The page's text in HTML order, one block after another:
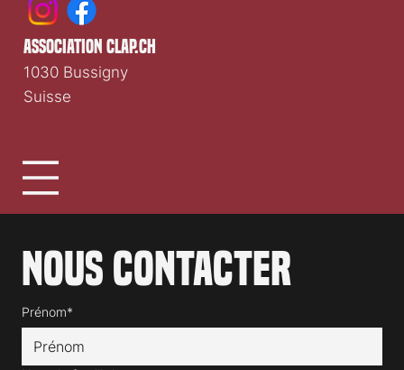
Nous contacter
Prénom*
association clap.ch
1030 Bussigny
Suisse